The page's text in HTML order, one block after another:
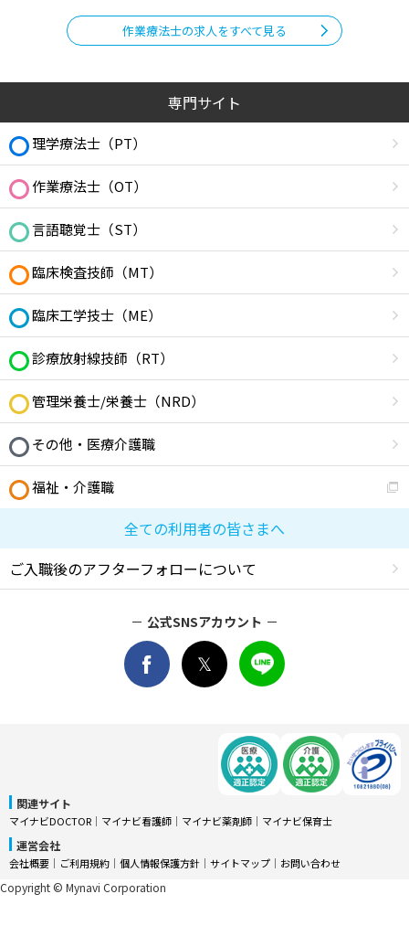
作業療法士の求人をすべて見る
専門サイト
理学療法士（PT）
作業療法士（OT）
言語聴覚士（ST）
臨床検査技師（MT）
臨床工学技士（ME）
診療放射線技師（RT）
管理栄養士/栄養士（NRD）
その他・医療介護職
福祉・介護職
全ての利用者の皆さまへ
ご入職後のアフターフォローについて
公式SNSアカウント
関連サイト
マイナビDOCTOR │ マイナビ看護師 │ マイナビ薬剤師 │ マイナビ保育士
運営会社
会社概要 │ ご利用規約 │ 個人情報保護方針 │ サイトマップ │ お問い合わせ
Copyright © Mynavi Corporation